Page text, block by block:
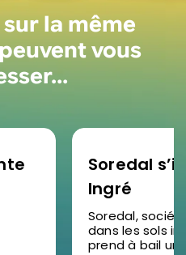
la même
vous
Soredal
Ingré
Soredal,
dans les sols
prend à bail un